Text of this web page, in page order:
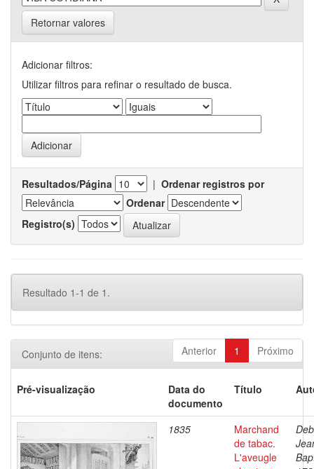
Retornar valores
Adicionar filtros:
Utilizar filtros para refinar o resultado de busca.
Resultados/Página | Ordenar registros por
Ordenar
Registro(s)
Resultado 1-1 de 1.
Anterior 1 Próximo
Conjunto de itens:
Pré-visualização
Data do
documento
Título
1835
Marchand
de tabac.
L'aveugle